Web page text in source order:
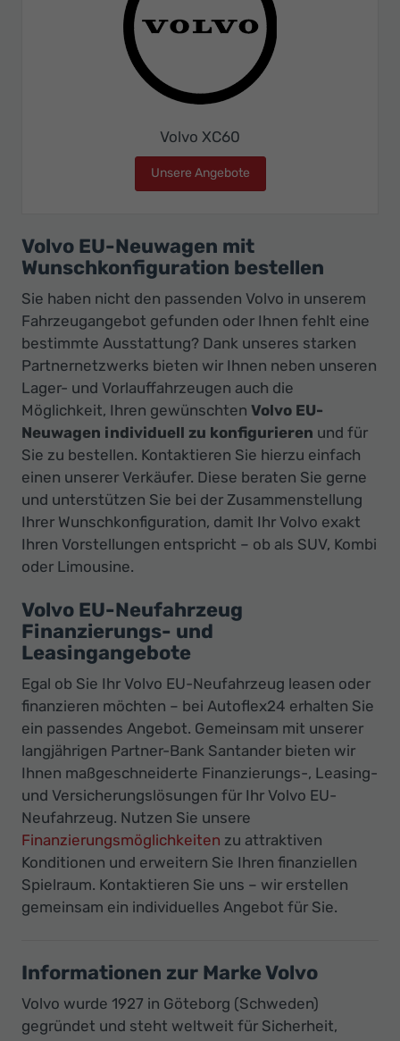
Volvo XC60
Unsere Angebote
Volvo EU-Neuwagen mit
Wunschkonfiguration bestellen
Sie haben nicht den passenden Volvo in unserem
Fahrzeugangebot gefunden oder Ihnen fehlt eine
bestimmte Ausstattung? Dank unseres starken
Partnernetzwerks bieten wir Ihnen neben unseren
Lager- und Vorlauffahrzeugen auch die
Möglichkeit, Ihren gewünschten Volvo EU-
Neuwagen individuell zu konfigurieren und für
Sie zu bestellen. Kontaktieren Sie hierzu einfach
einen unserer Verkäufer. Diese beraten Sie gerne
und unterstützen Sie bei der Zusammenstellung
Ihrer Wunschkonfiguration, damit Ihr Volvo exakt
Ihren Vorstellungen entspricht – ob als SUV, Kombi
oder Limousine.
Volvo EU-Neufahrzeug
Finanzierungs- und
Leasingangebote
Egal ob Sie Ihr Volvo EU-Neufahrzeug leasen oder
finanzieren möchten – bei Autoflex24 erhalten Sie
ein passendes Angebot. Gemeinsam mit unserer
langjährigen Partner-Bank Santander bieten wir
Ihnen maßgeschneiderte Finanzierungs-, Leasing-
und Versicherungslösungen für Ihr Volvo EU-
Neufahrzeug. Nutzen Sie unsere
Finanzierungsmöglichkeiten zu attraktiven
Konditionen und erweitern Sie Ihren finanziellen
Spielraum. Kontaktieren Sie uns – wir erstellen
gemeinsam ein individuelles Angebot für Sie.
Informationen zur Marke Volvo
Volvo wurde 1927 in Göteborg (Schweden)
gegründet und steht weltweit für Sicherheit,